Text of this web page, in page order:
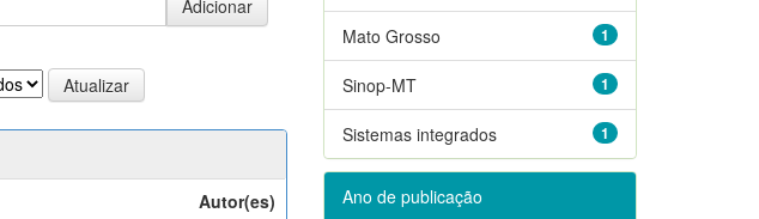
Autor(es)
1
Mato Grosso
1
Sinop-MT
1
Sistemas integrados
Ano de publicação